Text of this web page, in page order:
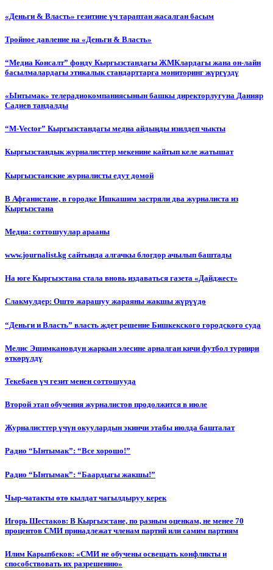
«Деньги & Власть» гезитине үч тараптан жасалган басым
Тройное давление на «Деньги & Власть»
“Медиа Консалт” фонду Кыргызстандагы ЖМКлардагы жана он-лайн
басылмалардагы этикалык стандарттарга мониторинг жүргүздү
«Ынтымак» телерадиокомпаниясынын башкы директорлугуна Данияр
Садиев тандалды
“М-Vector” Кыргызстандагы медиа айдыңды изилдеп чыкты
Кыргызстандык журналисттер мекенине кайтып келе жатышат
Кыргызстанские журналисты едут домой
В Афганистане, в городке Ишкашим застряли два журналиста из
Кыргызстана
Медиа: соттошуулар арааны
www.journalist.kg сайтында алгачкы блогдор ачылып баштады
На юге Кыргызстана стала вновь издаваться газета «Дайджест»
Слакмулдер: Ошто жарашуу жараяны жакшы жүрүүдө
“Деньги и Власть” власть ждет решение Бишкекского городского суда
Мелис Эшимкановдун жаркын элесине арналган кичи футбол турнири
өткөрүлдү
Текебаев үч гезит менен соттошууда
Второй этап обучения журналистов продолжится в июле
Журналисттер үчүн окуулардын экинчи этабы июлда башталат
Радио “Ынтымак”: “Все хорошо!”
Радио “Ынтымак”: “Баардыгы жакшы!”
Чыр-чатакты өтө кылдат чагылдыруу керек
Игорь Шестаков: В Кыргызстане, по разным оценкам, не менее 70
процентов СМИ принадлежат членам партий или самим партиям
Илим Карыпбеков: «СМИ не обучены освещать конфликты и
способствовать их разрешению»